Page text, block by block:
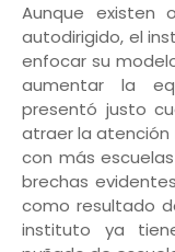
Aunque existen
autodirigido, el
enfocar su
aumentar la
presentó justo
atraer la atención
con más
brechas
como resultado
instituto ya